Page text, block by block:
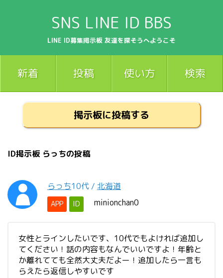
SNS LINE ID BBS
LINE ID募集掲示板 友達を探そうへようこそ
新着 投稿 使い方 検索
掲示板に投稿する
ID掲示板 らっちの投稿
らっち10代 / 北海道
APP ID minionchan0
女性とラインしたいです、10代でもよければ追加し
てください！話の内容もなんでいいですよ！年齢と
か離れてても全然大丈夫だよー！追加したら一言も
らえたら返信しやすいです